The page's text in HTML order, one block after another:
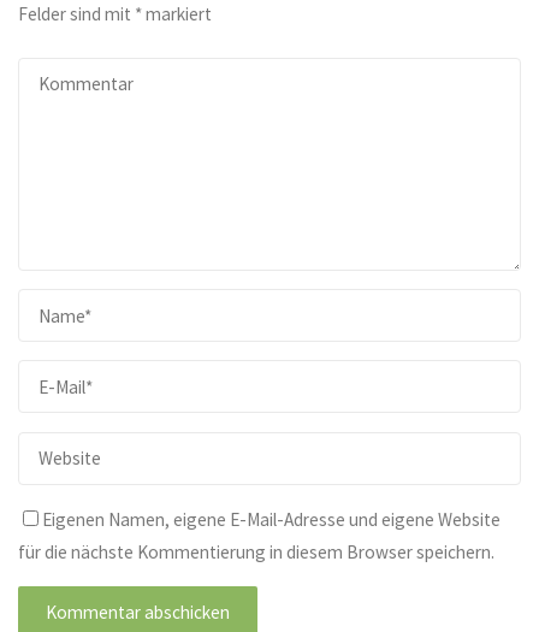
Felder sind mit *markiert
Eigenen Namen, eigene E-Mail-Adresse und eigene Website
für die nächste Kommentierung in diesem Browser speichern.